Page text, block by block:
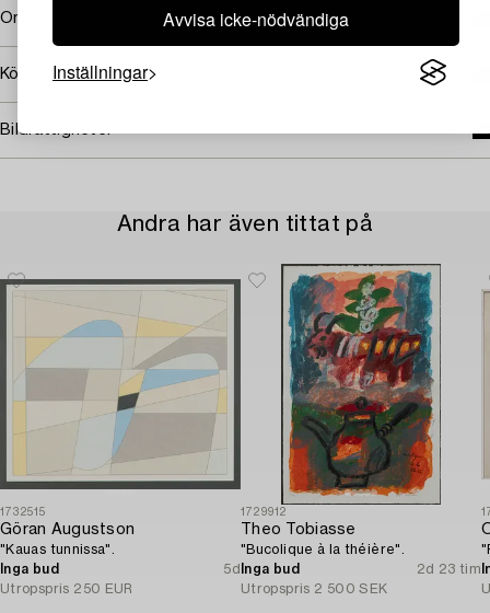
Avvisa icke-nödvändiga
Inställningar
Omfattas av följerätt
Köpinformation
Bildrättigheter
Andra har även tittat på
1732515
Göran Augustson
"Kauas tunnissa".
Inga bud
5d
Utropspris 250 EUR
1729912
Theo Tobiasse
"Bucolique à la théière".
Inga bud
2d 23 tim
Utropspris 2 500 SEK